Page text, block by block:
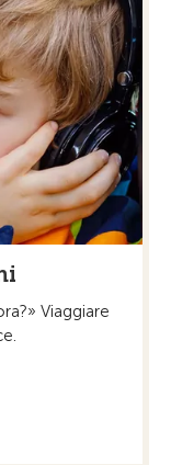
Viaggiare